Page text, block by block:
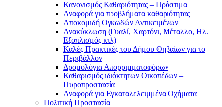
Κανονισμός Καθαριότητας – Πρόστιμα
Αναφορά για προβλήματα καθαριότητας
Αποκομιδή Ογκωδών Αντικειμένων
Ανακύκλωση (Γυαλί, Χαρτόνι, Μέταλλο, Ηλ.
Εξοπλισμός κτλ)
Καλές Πρακτικές του Δήμου Θηβαίων για το
Περιβάλλον
Δρομολόγια Απορριμματοφόρων
Καθαρισμός ιδιόκτητων Οικοπέδων –
Πυροπροστασία
Αναφορά για Εγκαταλελειμμένα Οχήματα
Πολιτική Προστασία